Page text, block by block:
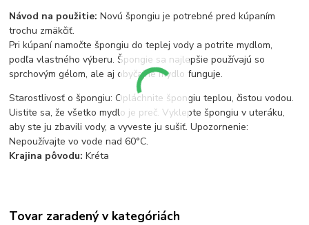
Návod na použitie: Novú špongiu je potrebné pred kúpaním
trochu zmäkčiť.
Pri kúpaní namočte špongiu do teplej vody a potrite mydlom,
podľa vlastného výberu. Špongie sa najlepšie používajú so
sprchovým gélom, ale aj obyčajné mydlo funguje.
Starostlivosť o špongiu: Opláchnite špongiu teplou, čistou vodou.
Uistite sa, že všetko mydlo je preč. Vyklepte špongiu v uteráku,
aby ste ju zbavili vody, a vyveste ju sušiť. Upozornenie:
Nepoužívajte vo vode nad 60°C.
Krajina pôvodu:Kréta
Tovar zaradený v kategóriách